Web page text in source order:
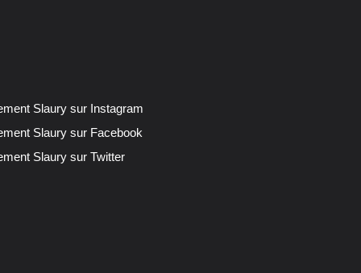
Slaury sur Instagram
Slaury sur Facebook
Slaury sur Twitter